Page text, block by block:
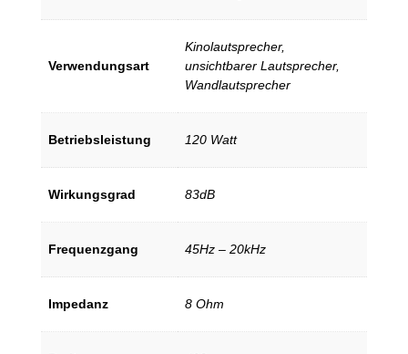
Verwendungsart
Kinolautsprecher,
unsichtbarer Lautsprecher,
Wandlautsprecher
Betriebsleistung 120 Watt
Wirkungsgrad 83dB
Frequenzgang 45Hz – 20kHz
Impedanz 8 Ohm